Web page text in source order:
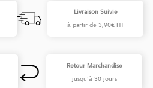
Livraison Suivie
à partir de 3,90€ HT
Retour Marchandise
jusqu'à 30 jours